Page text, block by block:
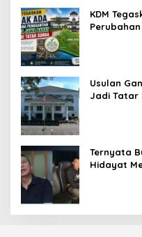
KDM
Usulan
Jadi Tatar
Ternyata
Hidayat